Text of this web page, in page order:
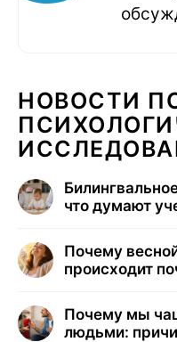
НОВОСТИ
что думают
Почему
происходит
Почему мы
людьми: